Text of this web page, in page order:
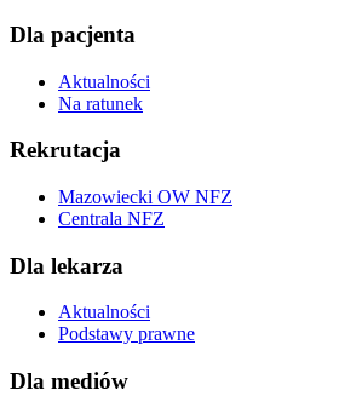
Dla pacjenta
Aktualności
Na ratunek
Rekrutacja
Mazowiecki OW NFZ
Centrala NFZ
Dla lekarza
Aktualności
Podstawy prawne
Dla mediów